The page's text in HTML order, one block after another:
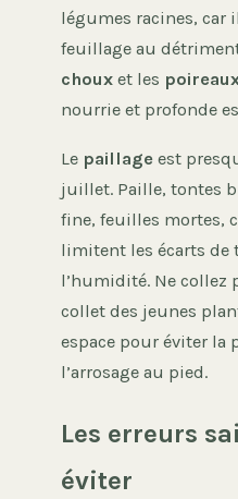
légumes racines, car
feuillage au
choux et les
nourrie et profonde
Le paillage est
juillet. Paille, tontes
fine, feuilles mortes,
limitent les écarts de
l’humidité. Ne collez
collet des jeunes
espace pour éviter
l’arrosage au pied.
Les erreurs
éviter